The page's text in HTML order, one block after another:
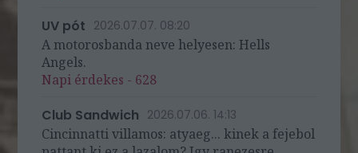
UV pót 2026.07.07. 08:20
A motorosbanda neve helyesen: Hells
Angels.
Napi érdekes - 628
Club Sandwich 2026.07.06. 14:13
Cincinnatti villamos: atyaeg... kinek a fejebol